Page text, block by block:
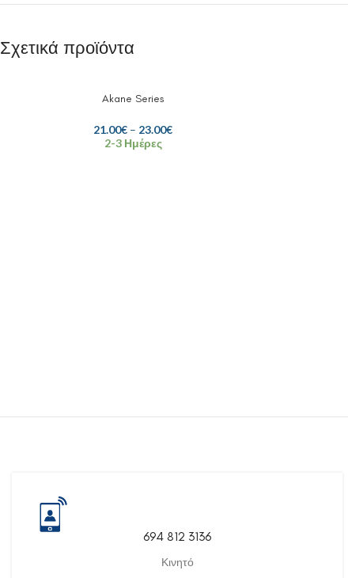
Σχετικά προϊόντα
Akane Series
21.00€ – 23.00€
2-3 Ημέρες
694 812 3136
Κινητό